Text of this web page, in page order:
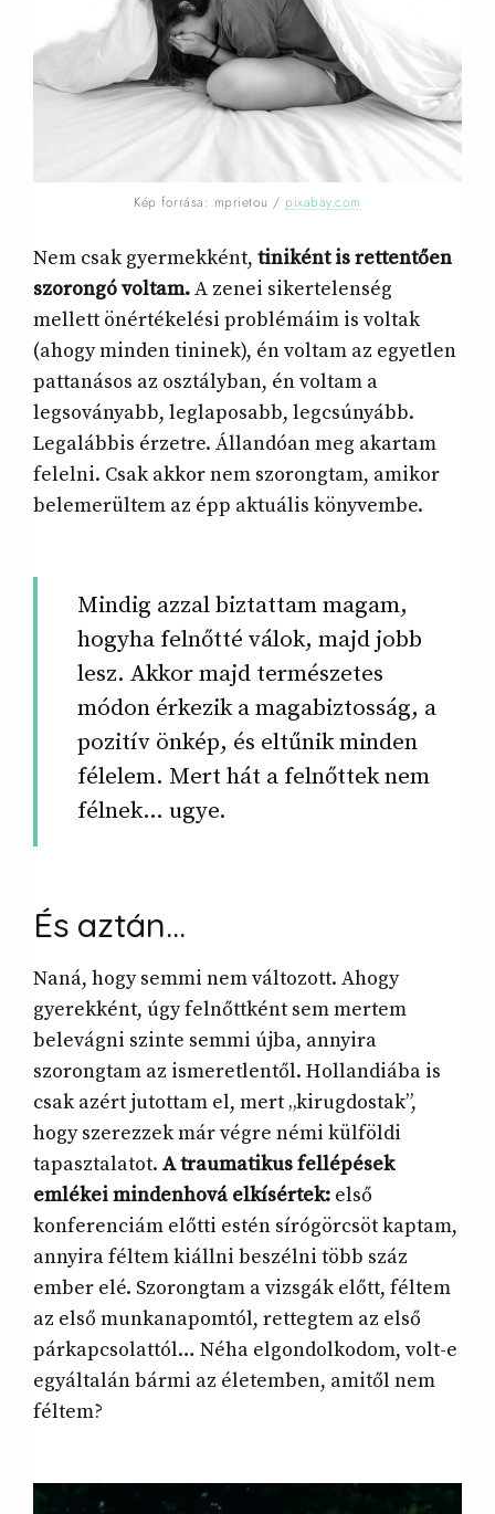
Kép forrása: mprietou / pixabay.com
Nem csak gyermekként, tiniként is rettentően
szorongó voltam.A zenei sikertelenség
mellett önértékelési problémáim is voltak
(ahogy minden tininek), én voltam az egyetlen
pattanásos az osztályban, én voltam a
legsoványabb, leglaposabb, legcsúnyább.
Legalábbis érzetre. Állandóan meg akartam
felelni. Csak akkor nem szorongtam, amikor
belemerültem az épp aktuális könyvembe.
Mindig azzal biztattam magam,
hogyha felnőtté válok, majd jobb
lesz. Akkor majd természetes
módon érkezik a magabiztosság, a
pozitív önkép, és eltűnik minden
félelem. Mert hát a felnőttek nem
félnek… ugye.
És aztán…
Naná, hogy semmi nem változott. Ahogy
gyerekként, úgy felnőttként sem mertem
belevágni szinte semmi újba, annyira
szorongtam az ismeretlentől. Hollandiába is
csak azért jutottam el, mert „kirugdostak”,
hogy szerezzek már végre némi külföldi
tapasztalatot. A traumatikus fellépések
emlékei mindenhová elkísértek: első
konferenciám előtti estén sírógörcsöt kaptam,
annyira féltem kiállni beszélni több száz
ember elé. Szorongtam a vizsgák előtt, féltem
az első munkanapomtól, rettegtem az első
párkapcsolattól… Néha elgondolkodom, volt-e
egyáltalán bármi az életemben, amitől nem
féltem?